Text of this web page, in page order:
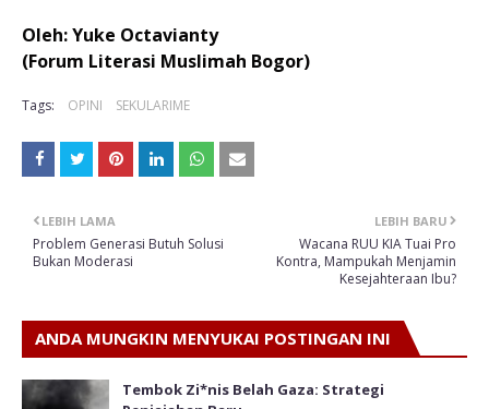
Oleh: Yuke Octavianty
(Forum Literasi Muslimah Bogor)
Tags: OPINI SEKULARIME
LEBIH BARU
Wacana RUU KIA Tuai Pro
Kontra, Mampukah Menjamin
Kesejahteraan Ibu?
LEBIH LAMA
Problem Generasi Butuh Solusi
Bukan Moderasi
ANDA MUNGKIN MENYUKAI POSTINGAN INI
Tembok Zi*nis Belah Gaza: Strategi